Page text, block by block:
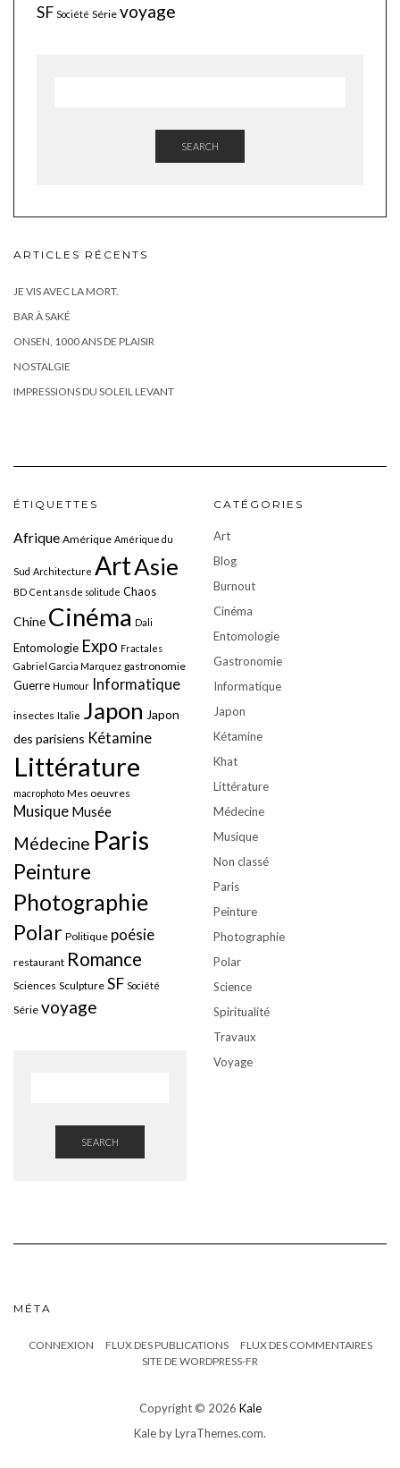
SF Société Série voyage
SEARCH
ARTICLES RÉCENTS
JE VIS AVEC LA MORT.
BAR À SAKÉ
ONSEN, 1000 ANS DE PLAISIR
NOSTALGIE
IMPRESSIONS DU SOLEIL LEVANT
ÉTIQUETTES
Afrique Amérique Amérique du
Sud Architecture ArtAsie
BD Cent ans de solitude Chaos
Chine Cinéma Dali
Entomologie Expo Fractales
Gabriel Garcia Marquez gastronomie
Guerre Humour Informatique
insectes Italie Japon Japon
des parisiens Kétamine
Littérature
macrophoto Mes oeuvres
Musique Musée
Médecine Paris
Peinture
Photographie
Polar Politique poésie
restaurant Romance
Sciences Sculpture SF Société
Série voyage
SEARCH
CATÉGORIES
Art
Blog
Burnout
Cinéma
Entomologie
Gastronomie
Informatique
Japon
Kétamine
Khat
Littérature
Médecine
Musique
Non classé
Paris
Peinture
Photographie
Polar
Science
Spiritualité
Travaux
Voyage
MÉTA
CONNEXION FLUX DES PUBLICATIONS
FLUX DES COMMENTAIRES
SITE DE WORDPRESS-FR
Copyright © 2026 Kale
Kaleby LyraThemes.com.